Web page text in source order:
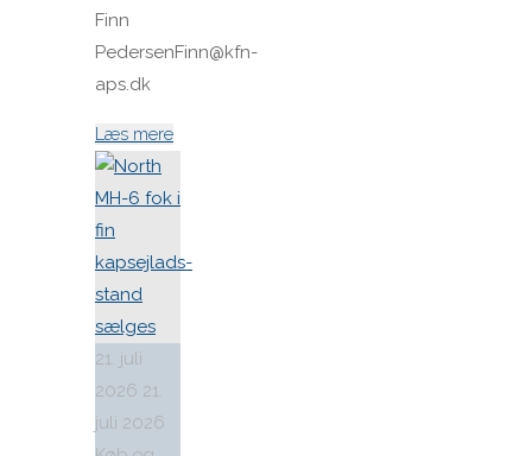
Finn
PedersenFinn@kfn-
aps.dk
Læs mere"Spilerstage/Spinlock
xl"
21. juli
2026 21.
juli 2026